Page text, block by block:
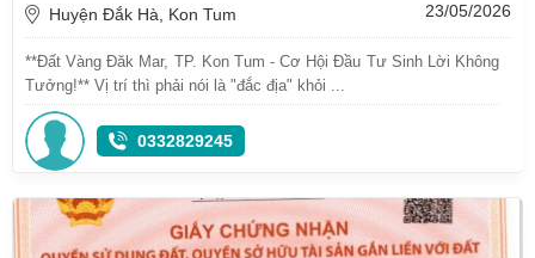
Huyện Đắk Hà, Kon Tum 23/05/2026
**Đất Vàng Đăk Mar, TP. Kon Tum - Cơ Hội Đầu Tư Sinh Lời Không
Tưởng!** Vị trí thì phải nói là "đắc địa" khỏi ...
0332829245